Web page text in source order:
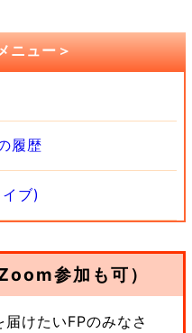
ニュー＞
履歴
ブ)
参加も可）
けたいFPのみなさ